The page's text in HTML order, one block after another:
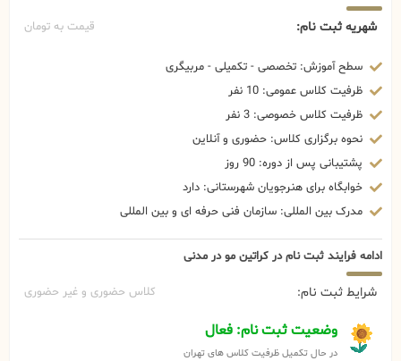
شهریه ثبت نام: قیمت به تومان
سطح آموزش: تخصصی - تکمیلی - مربیگری
ظرفیت کلاس عمومی: 10 نفر
ظرفیت کلاس خصوصی: 3 نفر
نحوه برگزاری کلاس: حضوری و آنلاین
پشتیبانی پس از دوره: 90 روز
خوابگاه برای هنرجویان شهرستانی: دارد
مدرک بین المللی: سازمان فنی حرفه ای و بین المللی
ادامه فرایند ثبت نام در کراتین مو در مدنی
شرایط ثبت نام: کلاس حضوری و غیر حضوری
وضعیت ثبت نام: فعال
در حال تکمیل ظرفیت کلاس های تهران